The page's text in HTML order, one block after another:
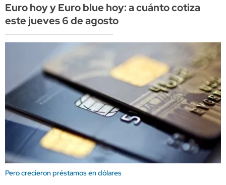
Euro hoy y Euro blue hoy: a cuánto cotiza
este jueves 6 de agosto
Pero crecieron préstamos en dólares